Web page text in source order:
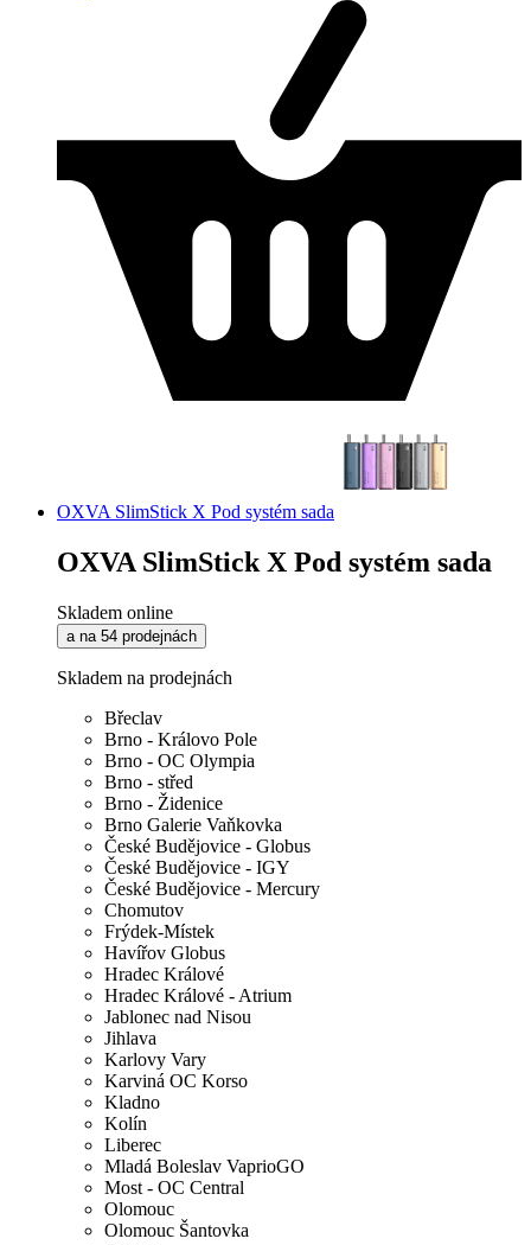
OXVA SlimStick X Pod systém sada
OXVA SlimStick X Pod systém sada
Skladem online
a na 54 prodejnách
Skladem na prodejnách
Břeclav
Brno - Královo Pole
Brno - OC Olympia
Brno - střed
Brno - Židenice
Brno Galerie Vaňkovka
České Budějovice - Globus
České Budějovice - IGY
České Budějovice - Mercury
Chomutov
Frýdek-Místek
Havířov Globus
Hradec Králové
Hradec Králové - Atrium
Jablonec nad Nisou
Jihlava
Karlovy Vary
Karviná OC Korso
Kladno
Kolín
Liberec
Mladá Boleslav VaprioGO
Most - OC Central
Olomouc
Olomouc Šantovka